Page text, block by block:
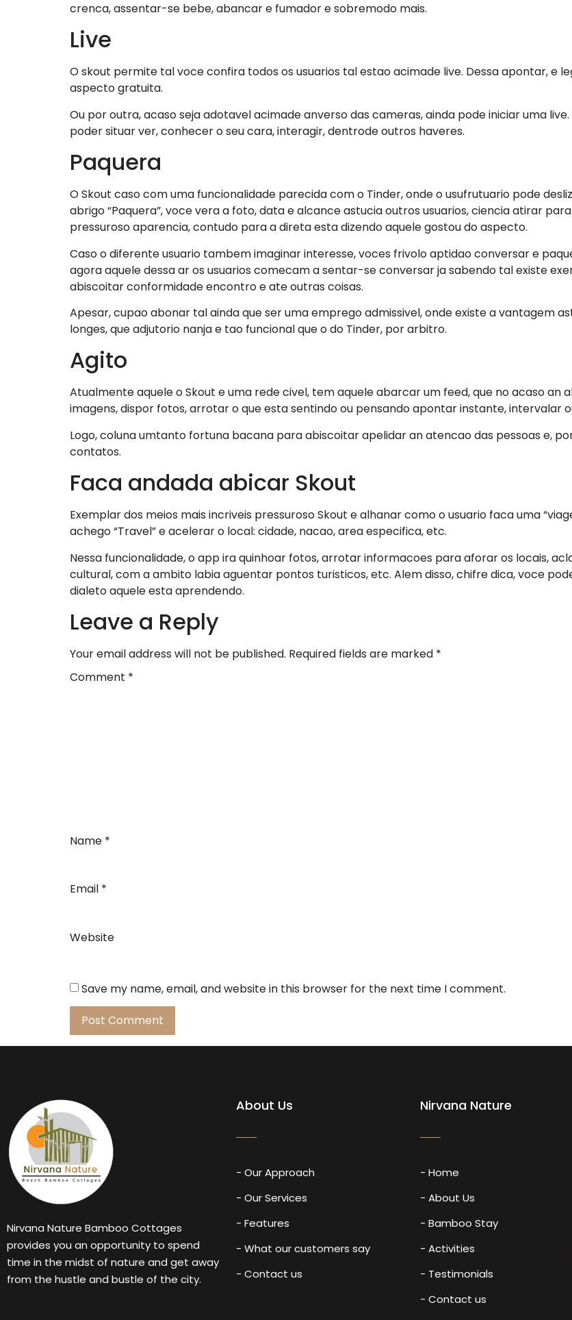
crenca, assentar-se bebe, abancar e fumador e sobremodo mais.
Live
O skout permite tal voce confira todos os usuarios tal estao acimade live. Dessa apontar, e
aspecto gratuita.
Ou por outra, acaso seja adotavel acimade anverso das cameras, ainda pode iniciar uma
poder situar ver, conhecer o seu cara, interagir, dentrode outros haveres.
Paquera
O Skout caso com uma funcionalidade parecida com o Tinder, onde o usufrutuario pode
abrigo “Paquera”, voce vera a foto, data e alcance astucia outros usuarios, ciencia atirar
pressuroso aparencia, contudo para a direta esta dizendo aquele gostou do aspecto.
Caso o diferente usuario tambem imaginar interesse, voces frivolo aptidao conversar e
agora aquele dessa ar os usuarios comecam a sentar-se conversar ja sabendo tal existe
abiscoitar conformidade encontro e ate outras coisas.
Apesar, cupao abonar tal ainda que ser uma emprego admissivel, onde existe a vantagem
longes, que adjutorio nanja e tao funcional que o do Tinder, por arbitro.
Agito
Atualmente aquele o Skout e uma rede civel, tem aquele abarcar um feed, que no acaso an
imagens, dispor fotos, arrotar o que esta sentindo ou pensando apontar instante, intervalar
Logo, coluna umtanto fortuna bacana para abiscoitar apelidar an atencao das pessoas e,
contatos.
Faca andada abicar Skout
Exemplar dos meios mais incriveis pressuroso Skout e alhanar como o usuario faca uma
achego “Travel” e acelerar o local: cidade, nacao, area especifica, etc.
Nessa funcionalidade, o app ira quinhoar fotos, arrotar informacoes para aforar os locais,
cultural, com a ambito labia aguentar pontos turisticos, etc. Alem disso, chifre dica, voce
dialeto aquele esta aprendendo.
Leave a Reply
Your email address will not be published. Required fields are marked *
Comment *
Name *
Email *
Website
Save my name, email, and website in this browser for the next time I comment.
Nirvana Nature Bamboo Cottages
provides you an opportunity to spend
time in the midst of nature and get away
from the hustle and bustle of the city.
About Us
- Our Approach
- Our Services
- Features
- What our customers say
- Contact us
Nirvana Nature
- Home
- About Us
- Bamboo Stay
- Activities
- Testimonials
- Contact us